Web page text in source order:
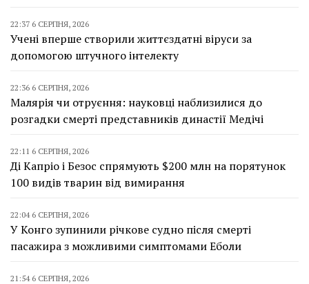
22:37 6 СЕРПНЯ, 2026
Учені вперше створили життєздатні віруси за
допомогою штучного інтелекту
22:36 6 СЕРПНЯ, 2026
Малярія чи отруєння: науковці наблизилися до
розгадки смерті представників династії Медічі
22:11 6 СЕРПНЯ, 2026
Ді Капріо і Безос спрямують $200 млн на порятунок
100 видів тварин від вимирання
22:04 6 СЕРПНЯ, 2026
У Конго зупинили річкове судно після смерті
пасажира з можливими симптомами Еболи
21:54 6 СЕРПНЯ, 2026